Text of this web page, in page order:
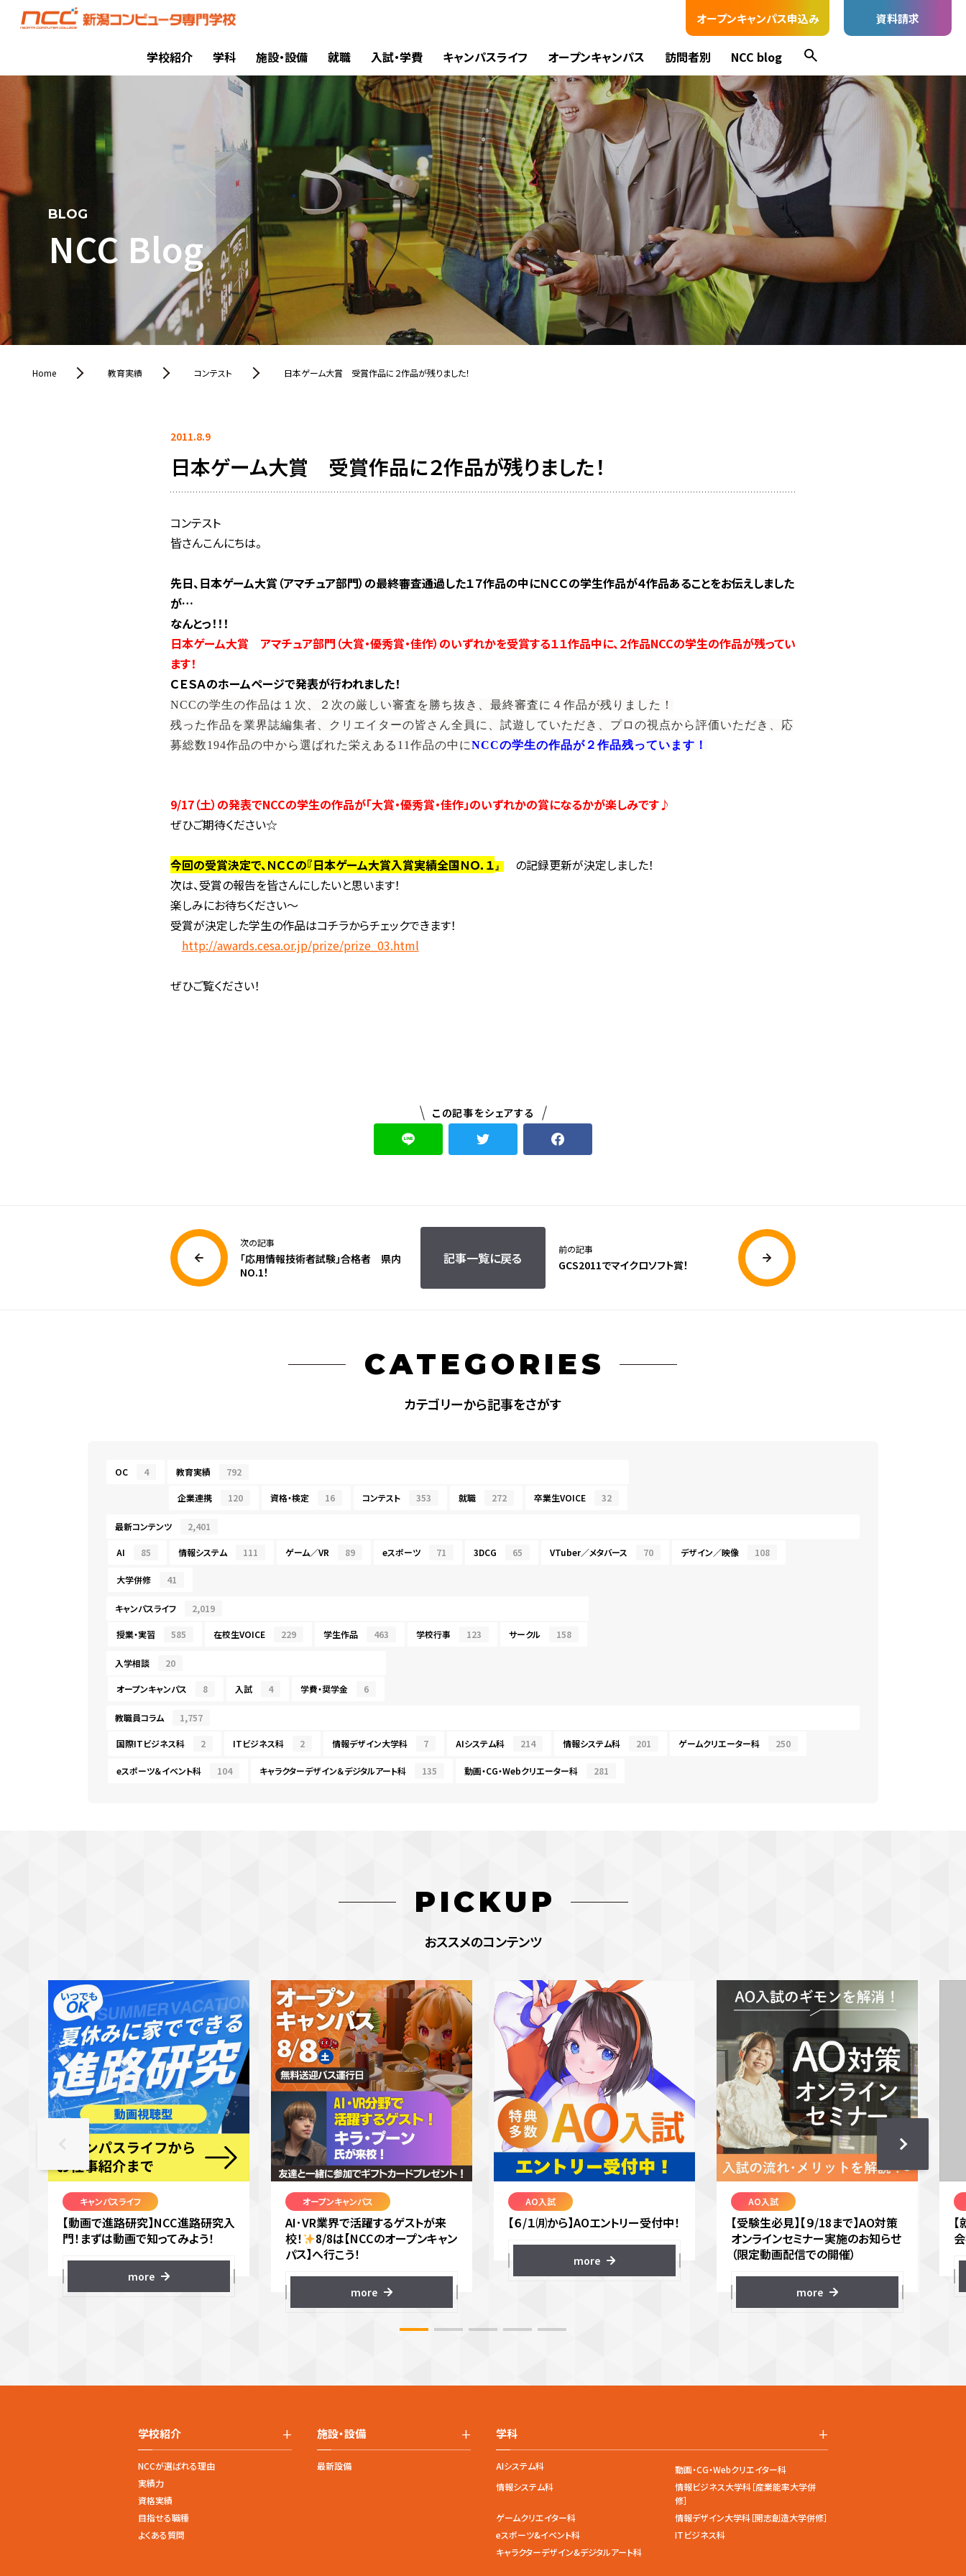
オープンキャンパス申込み 資料請求
学校紹介 学科 施設・設備 就職 入試・学費 キャンパスライフ オープンキャンパス 訪問者別 NCC blog
BLOG
NCC Blog
Home 教育実績 コンテスト 日本ゲーム大賞 受賞作品に２作品が残りました！
2011.8.9
日本ゲーム大賞 受賞作品に２作品が残りました！
コンテスト
皆さんこんにちは。
先日、日本ゲーム大賞（アマチュア部門）の最終審査通過した１７作品の中にＮＣＣの学生作品が４作品あることをお伝えしました
が…
なんとっ！！！
日本ゲーム大賞 アマチュア部門（大賞・優秀賞・佳作）のいずれかを受賞する１１作品中に、２作品NCCの学生の作品が残ってい
ます！
ＣＥＳＡのホームページで発表が行われました！
NCCの学生の作品は１次、２次の厳しい審査を勝ち抜き、最終審査に４作品が残りました！
残った作品を業界誌編集者、クリエイターの皆さん全員に、試遊していただき、プロの視点から評価いただき、応
募総数194作品の中から選ばれた栄えある11作品の中にNCCの学生の作品が２作品残っています！
9/17（土）の発表でNCCの学生の作品が「大賞・優秀賞・佳作」のいずれかの賞になるかが楽しみです♪
ぜひご期待ください☆
今回の受賞決定で、ＮＣＣの『日本ゲーム大賞入賞実績全国ＮＯ．１』 の記録更新が決定しました！
次は、受賞の報告を皆さんにしたいと思います！
楽しみにお待ちください～
受賞が決定した学生の作品はコチラからチェックできます！
http://awards.cesa.or.jp/prize/prize_03.html
ぜひご覧ください！
この記事をシェアする
次の記事
「応用情報技術者試験」合格者 県内
NO.1！
記事一覧に戻る
前の記事
GCS2011でマイクロソフト賞！
CATEGORIES
カテゴリーから記事をさがす
OC 4 教育実績 792
企業連携 120 資格・検定 16 コンテスト 353 就職 272 卒業生VOICE 32
最新コンテンツ 2,401
AI 85 情報システム 111 ゲーム／VR 89 eスポーツ 71 3DCG 65 VTuber／メタバース 70 デザイン／映像 108
大学併修 41
キャンパスライフ 2,019
授業・実習 585 在校生VOICE 229 学生作品 463 学校行事 123 サークル 158
入学相談 20
オープンキャンパス 8 入試 4 学費・奨学金 6
教職員コラム 1,757
国際ITビジネス科 2 ITビジネス科 2 情報デザイン大学科 7 AIシステム科 214 情報システム科 201 ゲームクリエーター科 250
eスポーツ＆イベント科 104 キャラクターデザイン＆デジタルアート科 135 動画・CG・Webクリエーター科 281
PICKUP
おススメのコンテンツ
キャンパスライフ
【動画で進路研究】NCC進路研究入
門！まずは動画で知ってみよう！
more
オープンキャンパス
AI･VR業界で活躍するゲストが来
校！
8/8は【NCCのオープンキャン
パス】へ行こう！
more
AO入試
【６/１㈪から】AOエントリー受付中！
more
AO入試
【受験生必見】【９/18まで】AO対策
オンラインセミナー実施のお知らせ
（限定動画配信での開催）
more
学校紹介 +
NCCが選ばれる理由
実績力
資格実績
目指せる職種
よくある質問
施設・設備 +
最新設備
学科 +
AIシステム科
動画・CG・Webクリエイター科
情報システム科
情報ビジネス大学科［産業能率大学併
修］
ゲームクリエイター科
情報デザイン大学科［開志創造大学併修］
eスポーツ&イベント科
ITビジネス科
キャラクターデザイン&デジタルアート科